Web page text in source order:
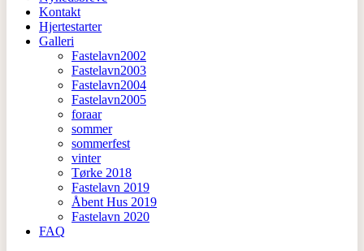
Kontakt
Hjertestarter
Galleri
Fastelavn2002
Fastelavn2003
Fastelavn2004
Fastelavn2005
foraar
sommer
sommerfest
vinter
Tørke 2018
Fastelavn 2019
Åbent Hus 2019
Fastelavn 2020
FAQ